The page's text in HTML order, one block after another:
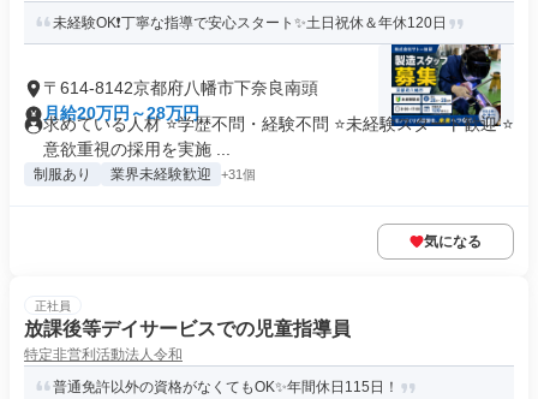
未経験OK❗丁寧な指導で安心スタート✨土日祝休＆年休120日
〒614-8142京都府八幡市下奈良南頭
月給20万円～28万円
求めている人材 ⭐学歴不問・経験不問 ⭐未経験スタート歓迎 ⭐
意欲重視の採用を実施 ...
制服あり 業界未経験歓迎 +31個
気になる
正社員
放課後等デイサービスでの児童指導員
特定非営利活動法人令和
普通免許以外の資格がなくてもOK✨年間休日115日！